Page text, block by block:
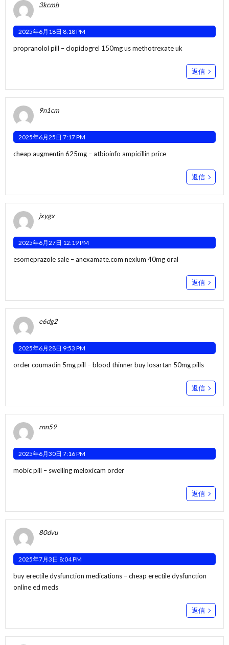
3kcmh
2025年6月18日 8:18 PM
propranolol pill –clopidogrel 150mg usmethotrexate uk
返信
9n1cm
2025年6月25日 7:17 PM
cheap augmentin 625mg –atbioinfo ampicillin price
返信
jxygx
2025年6月27日 12:19 PM
esomeprazole sale –anexamate.com nexium 40mg oral
返信
e6dg2
2025年6月28日 9:53 PM
order coumadin 5mg pill –blood thinnerbuy losartan 50mg pills
返信
rnn59
2025年6月30日 7:16 PM
mobic pill – swellingmeloxicam order
返信
80dvu
2025年7月3日 8:04 PM
buy erectile dysfunction medications –cheap erectile dysfunction
online ed meds
返信